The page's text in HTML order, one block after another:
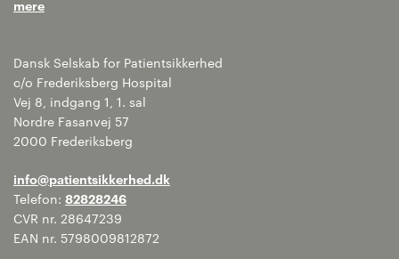
mere
Dansk Selskab for Patientsikkerhed
c/o Frederiksberg Hospital
Vej 8, indgang 1, 1. sal
Nordre Fasanvej 57
2000 Frederiksberg
info@patientsikkerhed.dk
Telefon: 82828246
CVR nr. 28647239
EAN nr. 5798009812872